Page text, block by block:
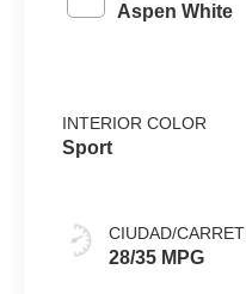
Aspen White
INTERIOR COLOR
Sport
CIUDAD/
28/35 MPG